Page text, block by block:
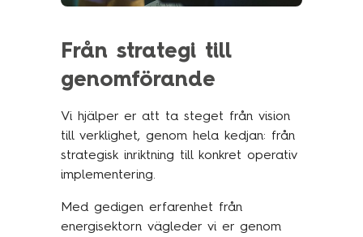
Från strategi till
genomförande
Vi hjälper er att ta steget från vision
till verklighet, genom hela kedjan: från
strategisk inriktning till konkret operativ
implementering.
Med gedigen erfarenhet från
energisektorn vägleder vi er genom